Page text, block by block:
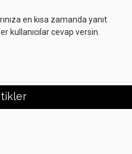
en kısa zamanda yanıt
kullanıcılar cevap versin.